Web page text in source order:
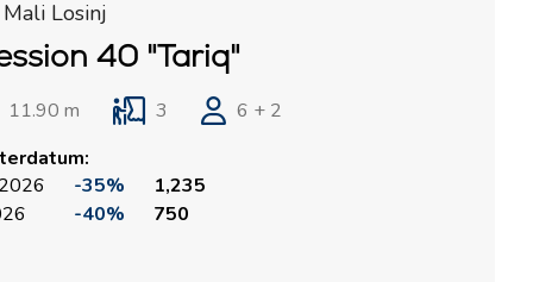
Losinj
40 "Tariq"
11.90 m 3
6 + 2
-35%
1,235
-40% 750